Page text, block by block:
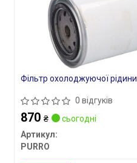
Фільтр охолоджуючої рідини
0 відгуків
870 ₴
сьогодні
Артикул:
PURRO